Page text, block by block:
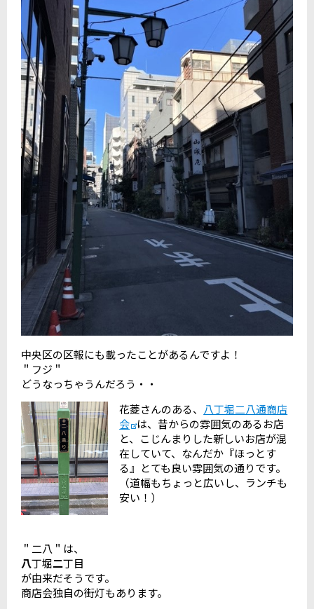
中央区の区報にも載ったことがあるんですよ！
＂フジ＂
どうなっちゃうんだろう・・
花菱さんのある、 八丁堀二八通商店
会 は、昔からの雰囲気のあるお店
と、こじんまりした新しいお店が混
在していて、なんだか『ほっとす
る』とても良い雰囲気の通りです。
（道幅もちょっと広いし、ランチも
安い！）
＂二八＂は、
八丁堀二丁目
が由来だそうです。
商店会独自の街灯もあります。